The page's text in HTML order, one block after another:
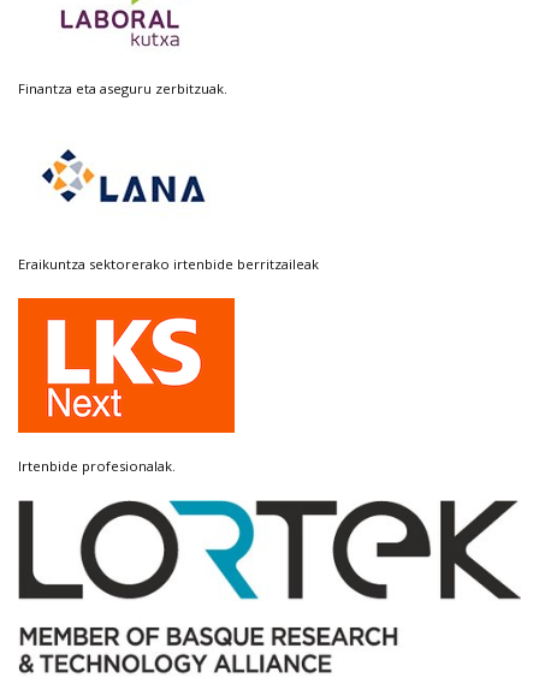
Finantza eta aseguru zerbitzuak.
Eraikuntza sektorerako irtenbide berritzaileak
Irtenbide profesionalak.